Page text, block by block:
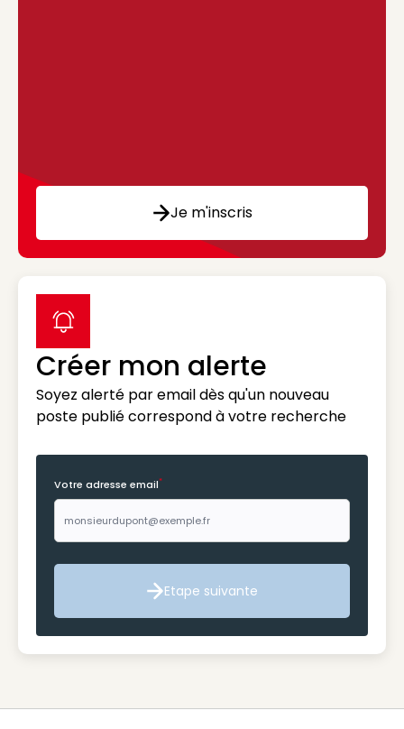
Je m'inscris
Créer mon alerte
Soyez alerté par email dès qu'un nouveau
poste publié correspond à votre recherche
label icon
Votre adresse email*
Etape suivante
Etape suivante